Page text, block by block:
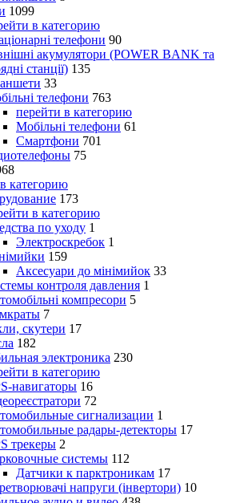
1099
в категорию
телефони 90
акумулятори (POWER BANK та
станції) 135
33
телефони 763
перейти в категорию
Мобільні телефони 61
Смартфони 701
75
категорию
173
в категорию
по уходу 1
Электроскребок 1
159
Аксесуари до мінімийок 33
контроля давления 1
компресори 5
7
скутери 17
182
электроника 230
в категорию
навигаторы 16
72
сигнализации 1
радары-детекторы 17
трекеры 2
системы 112
Датчики к парктроникам 17
напруги (інвертори) 10